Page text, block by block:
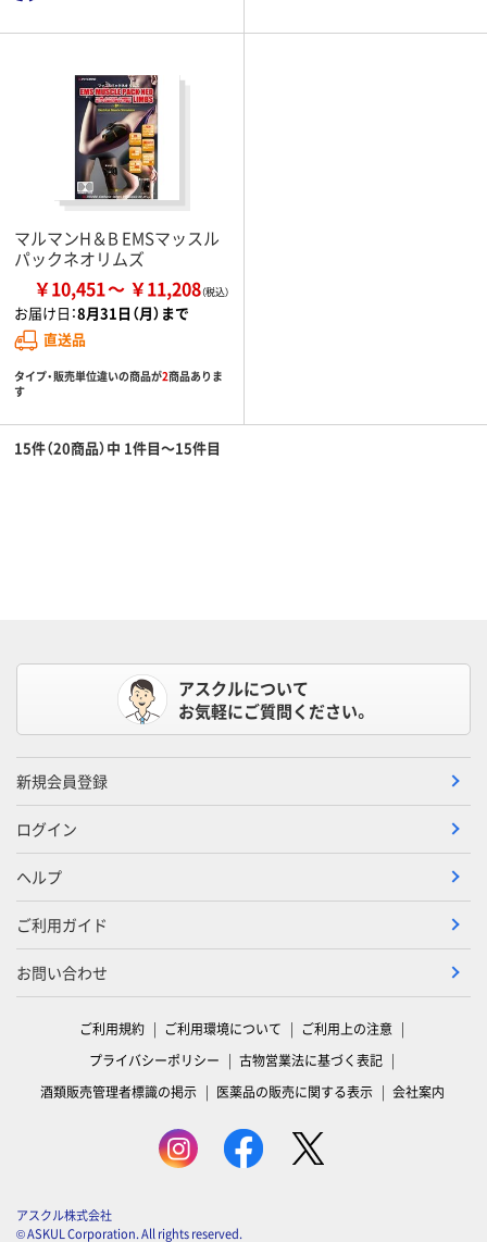
マルマンH＆B EMSマッスル
パックネオリムズ
￥10,451 ￥11,208
お届け日：8月31日（月）まで
直送品
タイプ・販売単位違いの商品が2商品ありま
す
15件（20商品）中 1件目～15件目
アスクルについて
お気軽にご質問ください。
新規会員登録
ログイン
ヘルプ
ご利用ガイド
お問い合わせ
ご利用規約 ご利用環境について
ご利用上の注意
プライバシーポリシー
古物営業法に基づく表記
酒類販売管理者標識の掲示
医薬品の販売に関する表示 会社案内
アスクル株式会社
© ASKUL Corporation. All rights reserved.